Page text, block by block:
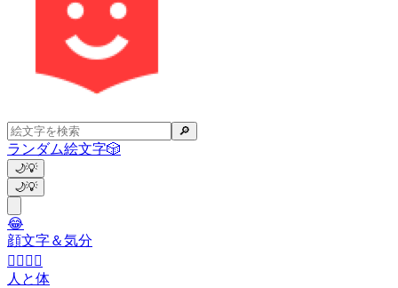
🔎
ランダム絵文字🎲
🌙💡
🌙💡
😂
顔文字＆気分
👩‍❤️‍💋‍👨
人と体